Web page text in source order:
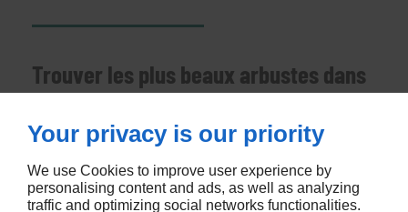
Trouver les plus beaux arbustes dans
en-Brie
Notre pépinière, facilement accessible
Your privacy is our priority
We use Cookies to improve user experience by
personalising content and ads, as well as analyzing
traffic and optimizing social networks functionalities.